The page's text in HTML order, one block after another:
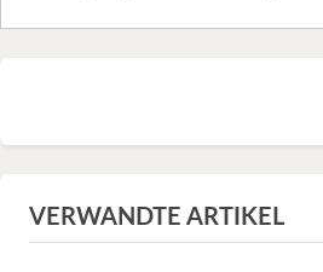
VERWANDTE ARTIKEL